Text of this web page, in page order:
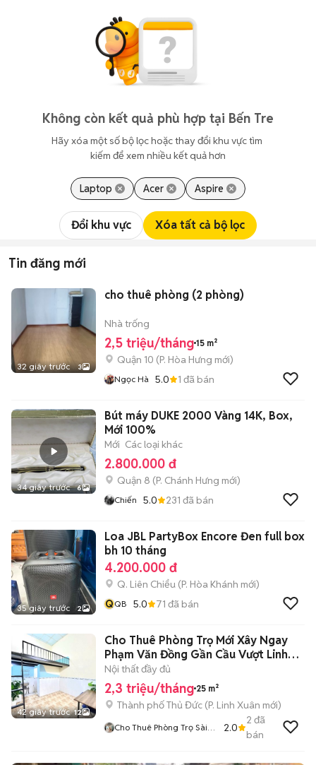
Không còn kết quả phù hợp tại Bến Tre
Hãy xóa một số bộ lọc hoặc thay đổi khu vực tìm
kiếm để xem nhiều kết quả hơn
Laptop Acer Aspire
Đổi khu vực Xóa tất cả bộ lọc
Tin đăng mới
32 giây trước 3
cho thuê phòng (2 phòng)
Nhà trống
2,5 triệu/tháng 15 m²
Quận 10 (P. Hòa Hưng mới)
Ngọc Hà 5.0 1 đã bán
34 giây trước 6
Bút máy DUKE 2000 Vàng 14K, Box,
Mới 100%
Mới Các loại khác
2.800.000 đ
Quận 8 (P. Chánh Hưng mới)
Chiến 5.0 231 đã bán
35 giây trước 2
Loa JBL PartyBox Encore Đen full box
bh 10 tháng
4.200.000 đ
Q. Liên Chiểu (P. Hòa Khánh mới)
QQB 5.0 71 đã bán
42 giây trước 12
Cho Thuê Phòng Trọ Mới Xây Ngay
Phạm Văn Đồng Gần Cầu Vượt Linh
Xuân
Nội thất đầy đủ
2,3 triệu/tháng 25 m²
Thành phố Thủ Đức (P. Linh Xuân mới)
Cho Thuê Phòng Trọ Sài
2.0
2 đã
bán